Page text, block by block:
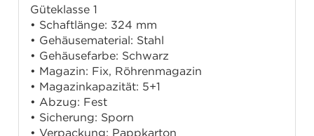
Güteklasse 1
• Schaftlänge: 324 mm
• Gehäusematerial: Stahl
• Gehäusefarbe: Schwarz
• Magazin: Fix, Röhrenmagazin
• Magazinkapazität: 5+1
• Abzug: Fest
• Sicherung: Sporn
• Verpackung: Pappkarton